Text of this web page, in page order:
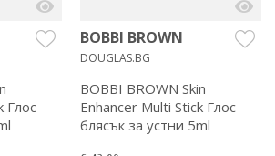
Глос
5ml
BOBBI BROWN
DOUGLAS.BG
BOBBI BROWN Skin
Enhancer Multi Stick Глос
блясък за устни 5ml